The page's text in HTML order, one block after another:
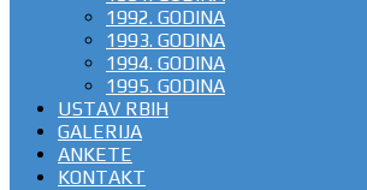
1992. GODINA
1993. GODINA
1994. GODINA
1995. GODINA
USTAV RBIH
GALERIJA
ANKETE
KONTAKT